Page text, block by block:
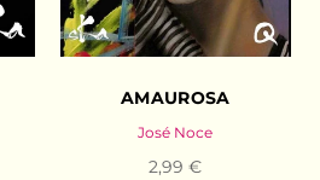
AMAUROSA
José Noce
2,99 €